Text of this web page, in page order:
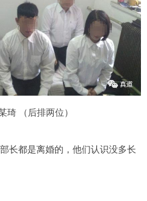
琦 （后排两位）
长都是离婚的，他们认识没多长